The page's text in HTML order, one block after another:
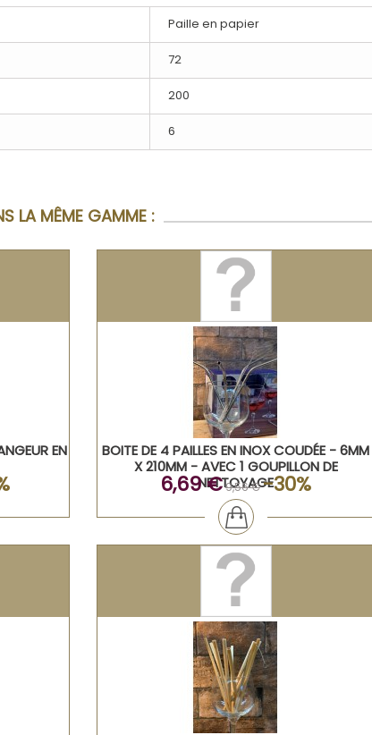
Paille en papier
72
200
6
LA MÊME GAMME :
EN
BOITE DE 4 PAILLES EN INOX COUDÉE - 6MM
X 210MM - AVEC 1 GOUPILLON DE
NETTOYAGE
6,69 €9,56 €-30%